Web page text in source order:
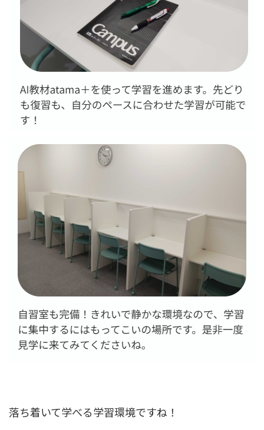
落ち着いて学べる学習環境ですね！